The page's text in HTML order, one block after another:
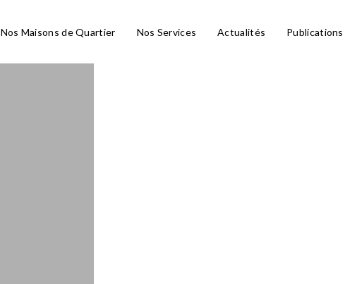
Nos Maisons de Quartier Nos Services Actualités Publications